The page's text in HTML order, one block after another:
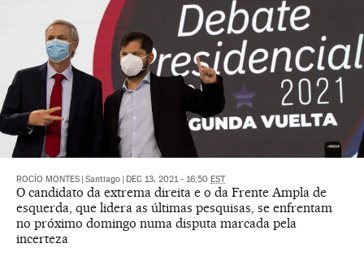
ROCÍO MONTES Santiago DEC 13, 2021 - 16:50 EST
O candidato da extrema direita e o da Frente Ampla de
esquerda, que lidera as últimas pesquisas, se enfrentam
no próximo domingo numa disputa marcada pela
incerteza